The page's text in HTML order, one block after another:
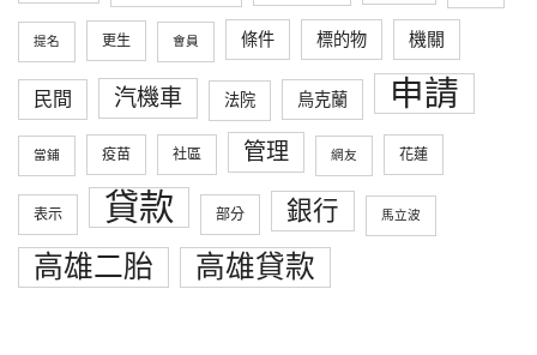
提名 更生 會員 條件 標的物 機關
民間 汽機車 法院 烏克蘭 申請
當鋪 疫苗 社區 管理 網友 花蓮
表示 貸款 部分 銀行 馬立波
高雄二胎 高雄貸款